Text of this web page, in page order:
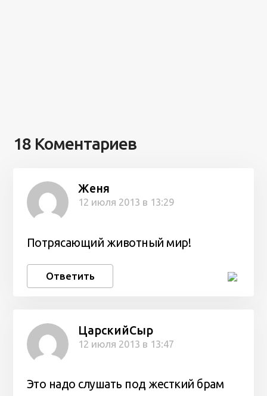
18 Коментариев
Женя
12 июля 2013 в 13:29
Потрясающий животный мир!
Ответить
ЦарскийСыр
12 июля 2013 в 13:47
Это надо слушать под жесткий брам